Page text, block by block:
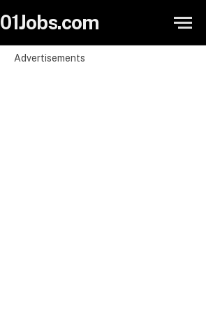
01Jobs.com
Advertisements